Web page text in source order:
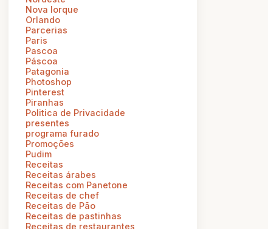
Nova Iorque
Orlando
Parcerias
Paris
Pascoa
Páscoa
Patagonia
Photoshop
Pinterest
Piranhas
Politica de Privacidade
presentes
programa furado
Promoções
Pudim
Receitas
Receitas árabes
Receitas com Panetone
Receitas de chef
Receitas de Pão
Receitas de pastinhas
Receitas de restaurantes